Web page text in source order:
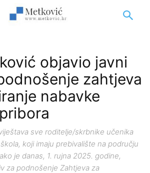
objavio javni
zahtjeva
nabavke
sve roditelje/skrbnike učenika
koji imaju prebivalište na području
je danas, 1. rujna 2025. godine,
za podnošenje Zahtjeva za